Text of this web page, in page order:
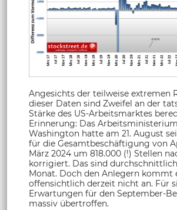
Angesichts der teilweise extremen
dieser Daten sind Zweifel an der
Stärke des US-Arbeitsmarktes
Erinnerung: Das
Washington hatte am 21. August
für die Gesamtbeschäftigung von
März 2024 um 818.000 (!) Stellen
korrigiert. Das sind
Monat. Doch den Anlegern kommt
offensichtlich derzeit nicht an. Für
Erwartungen für den September-
massiv übertroffen.